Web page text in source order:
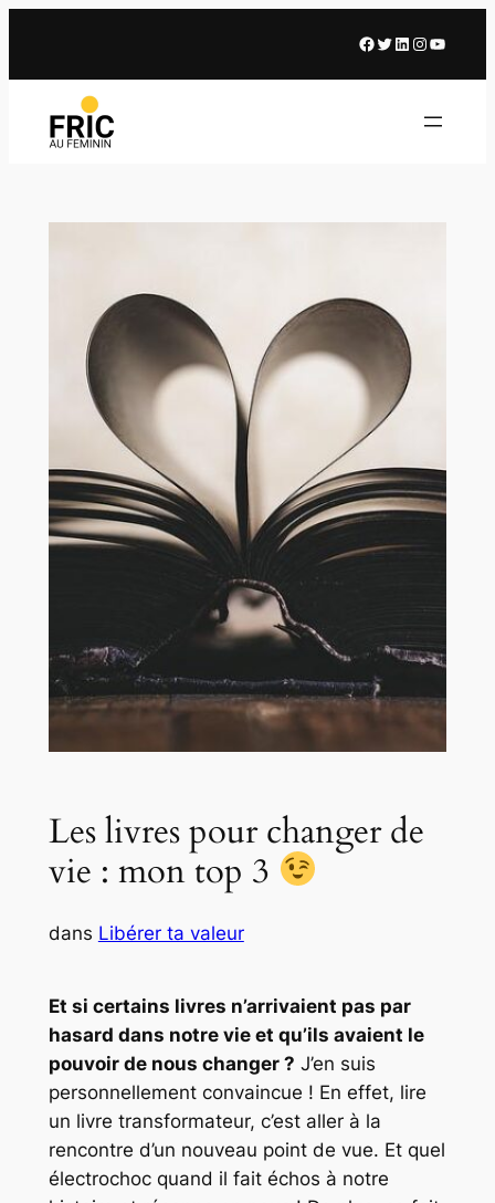
Facebook
X LinkedIn
Instagram
Les livres pour changer de
vie : mon top 3
dans Libérer ta valeur
Et si certains livres n’arrivaient pas par
hasard dans notre vie et qu’ils avaient le
pouvoir de nous changer ? J’en suis
personnellement convaincue ! En effet, lire
un livre transformateur, c’est aller à la
rencontre d’un nouveau point de vue. Et quel
électrochoc quand il fait échos à notre